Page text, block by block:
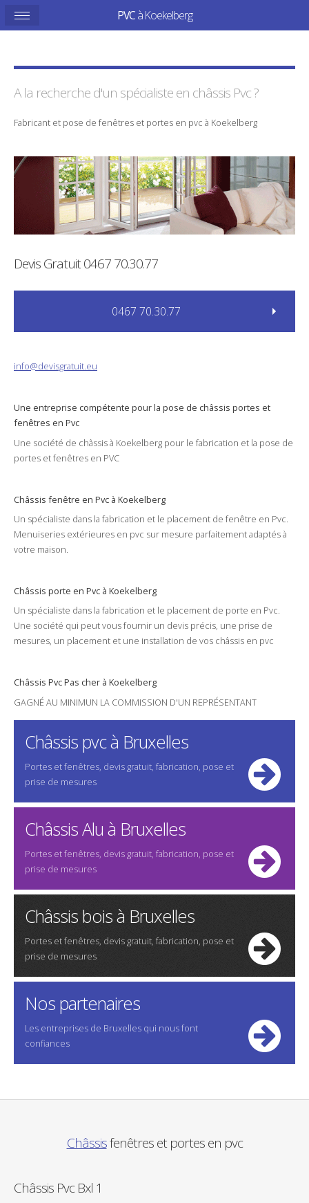
A la recherche d'un spécialiste en châssis Pvc?
Fabricant et pose de fenêtres et portes en pvc à Koekelberg
Devis Gratuit0467 70.30.77
0467 70.30.77
info@devisgratuit.eu
Une entreprise compétente pour la pose de châssis portes et
fenêtres en Pvc
Une société de châssisà Koekelberg pour le fabrication et la pose de
portes et fenêtres en PVC
Châssis fenêtre en Pvc à Koekelberg
Un spécialiste dans la fabrication et le placement de fenêtre en Pvc.
Menuiseries extérieures en pvc sur mesure parfaitement adaptés à
votre maison.
Châssis porte en Pvc à Koekelberg
Un spécialiste dans la fabrication et le placement de porte en Pvc.
Une société qui peut vous fournir un devis précis, une prise de
mesures, un placement et une installation de vos châssis en pvc
Châssis PvcPas cher à Koekelberg
GAGNÉ AU MINIMUN LA COMMISSION D'UN REPRÉSENTANT
Châssis pvc à Bruxelles
Portes et fenêtres, devis gratuit, fabrication, pose et
prise de mesures
Châssis Alu à Bruxelles
Portes et fenêtres, devis gratuit, fabrication, pose et
prise de mesures
Châssis bois à Bruxelles
Portes et fenêtres, devis gratuit, fabrication, pose et
prise de mesures
Nos partenaires
Les entreprises de Bruxelles qui nous font
confiances
Châssisfenêtres et portes en pvc
Châssis Pvc Bxl 1
PVCà Koekelberg